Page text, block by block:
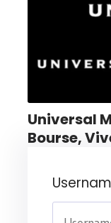
Universal
Bourse,